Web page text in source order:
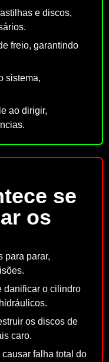
e discos,
freio, garantindo
sistema,
ao dirigir,
se
os
para parar,
danificar o cilindro
os discos de
caro.
falha total do